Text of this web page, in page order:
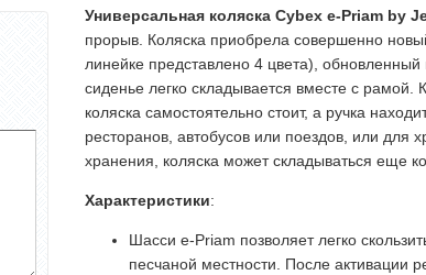
Универсальная коляска Cybex e-Priam by
прорыв. Коляска приобрела совершенно
линейке представлено 4 цвета),
сиденье легко складывается вместе с
коляска самостоятельно стоит, а ручка
ресторанов, автобусов или поездов, или
хранения, коляска может складываться еще
Характеристики:
Шасси e-Priam позволяет легко
песчаной местности. После активации